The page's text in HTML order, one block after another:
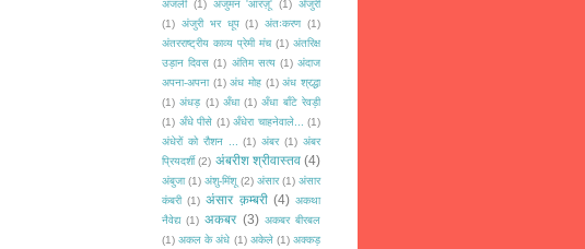
अंजली (1) अंजुमन 'आरज़ू' (1) अँजुरी
(1) अंजुरी भर धूप (1) अंतःकरण (1)
अंतरराष्ट्रीय काव्य प्रेमी मंच (1) अंतरिक्ष
उड़ान दिवस (1) अंतिम सत्य (1) अंदाज
अपना-अपना (1) अंध मोह (1) अंध श्रद्धा
(1) अंधड़ (1) अँधा (1) अँधा बाँटे रेवड़ी
(1) अँधे पीसे (1) अँधेरा चाहनेवाले...
(1)
अंधेरों को रौशन ...
(1) अंबर (1) अंबर
प्रियदर्शी (2) अंबरीश श्रीवास्तव (4)
अंबुजा (1) अंशु-मिंशू (2) अंसार (1) अंसार
कंबरी (1) अंसार क़म्बरी (4) अकथा
नैवेद्य (1) अकबर (3) अकबर बीरबल
(1) अकल के अंधे (1) अकेले (1) अक्कड़